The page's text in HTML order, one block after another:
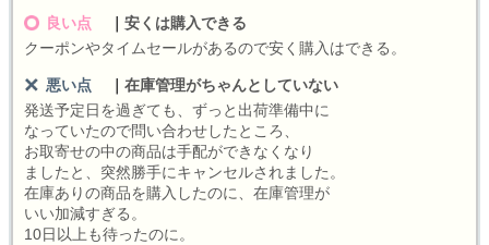
良い点
安くは購入できる
クーポンやタイムセールがあるので安く購入はできる。
悪い点
在庫管理がちゃんとしていない
発送予定日を過ぎても、ずっと出荷準備中に
なっていたので問い合わせしたところ、
お取寄せの中の商品は手配ができなくなり
ましたと、突然勝手にキャンセルされました。
在庫ありの商品を購入したのに、在庫管理が
いい加減すぎる。
10日以上も待ったのに。